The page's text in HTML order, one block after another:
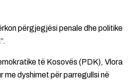
përgjegjësi penale dhe politike
të Kosovës (PDK), Vlora
me dyshimet për parregullsi në